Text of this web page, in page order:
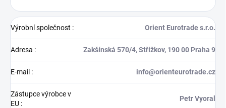
Výrobní společnost : Orient Eurotrade s.r.o.
Adresa : Zakšínská 570/4, Střížkov, 190 00 Praha 9
E-mail : info@orienteurotrade.cz
Zástupce výrobce v
EU :
Petr Vyoral